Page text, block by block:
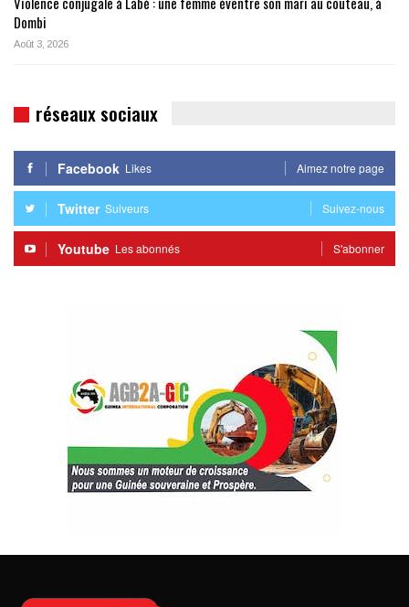
Dombi
Août 3, 2026
réseaux sociaux
Facebook Likes Aimez notre page
Twitter Suiveurs Suivez-nous
Youtube Les abonnés S'abonner